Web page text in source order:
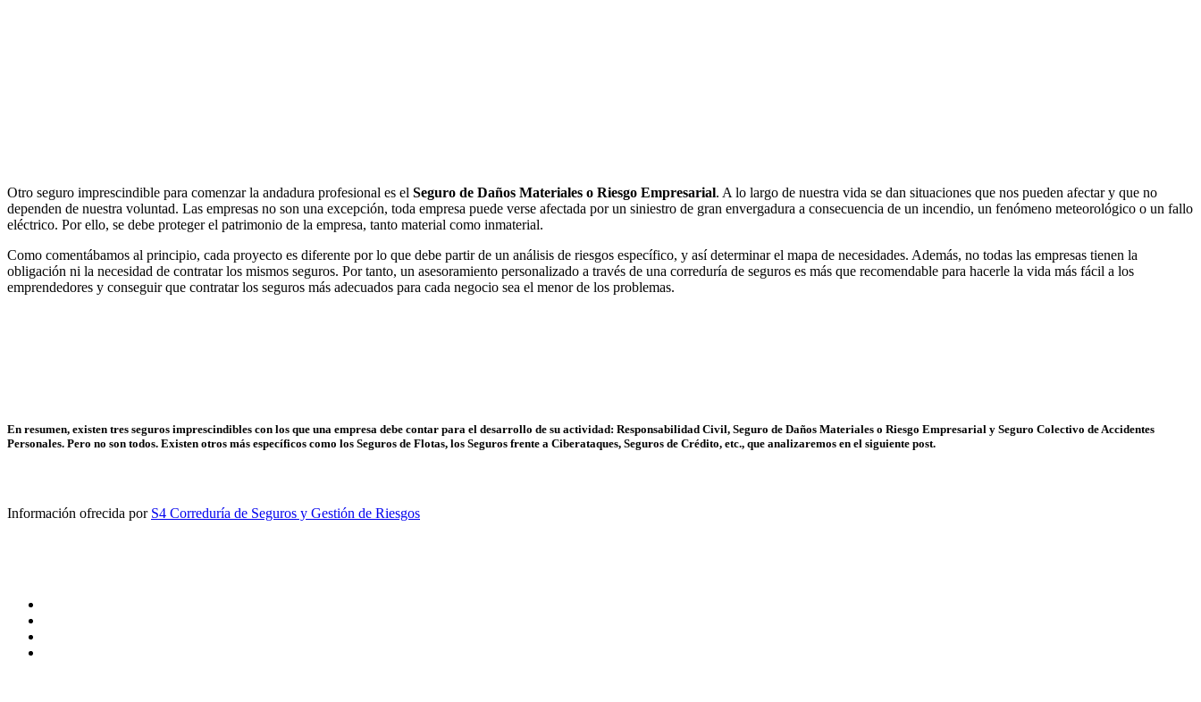
Seguro para Administradores y Directivos (D&O) , se trata de una póliza específica que protege el patrimonio personal de los directivos y administradores de empresas frente a reclamaciones derivadas de
actos durante el ejercicio de su cargo.
Otro seguro imprescindible para comenzar la andadura profesional es el Seguro de Daños Materiales o Riesgo Empresarial. A lo largo de nuestra vida se dan situaciones que nos pueden afectar y que no
dependen de nuestra voluntad. Las empresas no son una excepción, toda empresa puede verse afectada por un siniestro de gran envergadura a consecuencia de un incendio, un fenómeno meteorológico o un fallo
eléctrico. Por ello, se debe proteger el patrimonio de la empresa, tanto material como inmaterial.
Como comentábamos al principio, cada proyecto es diferente por lo que debe partir de un análisis de riesgos específico, y así determinar el mapa de necesidades. Además, no todas las empresas tienen la
obligación ni la necesidad de contratar los mismos seguros. Por tanto, un asesoramiento personalizado a través de una correduría de seguros es más que recomendable para hacerle la vida más fácil a los
emprendedores y conseguir que contratar los seguros más adecuados para cada negocio sea el menor de los problemas.
su integridad corporal mediante asistencia sanitaria.
En resumen, existen tres seguros imprescindibles con los que una empresa debe contar para el desarrollo de su actividad: Responsabilidad Civil, Seguro de Daños Materiales o Riesgo Empresarial y Seguro Colectivo de Accidentes
Personales. Pero no son todos. Existen otros más específicos como los Seguros de Flotas, los Seguros frente a Ciberataques, Seguros de Crédito, etc., que analizaremos en el siguiente post.
Información ofrecida por S4 Correduría de Seguros y Gestión de Riesgos